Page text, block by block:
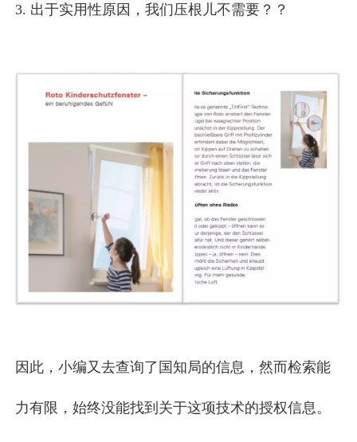
3. 出于实用性原因，我们压根儿不需要？？
因此，小编又去查询了国知局的信息，然而检索能
力有限，始终没能找到关于这项技术的授权信息。